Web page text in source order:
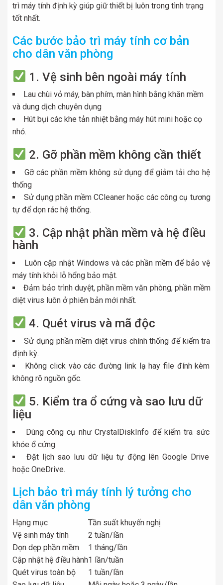
trì máy tính định kỳ giúp giữ thiết bị luôn trong tình trạng
tốt nhất.
Các bước bảo trì máy tính cơ bản
cho dân văn phòng
1. Vệ sinh bên ngoài máy tính
Lau chùi vỏ máy, bàn phím, màn hình bằng khăn mềm
và dung dịch chuyên dụng
Hút bụi các khe tản nhiệt bằng máy hút mini hoặc cọ
nhỏ.
2. Gỡ phần mềm không cần thiết
Gỡ các phần mềm không sử dụng để giảm tải cho hệ
thống
Sử dụng phần mềm CCleaner hoặc các công cụ tương
tự để dọn rác hệ thống.
3. Cập nhật phần mềm và hệ điều
hành
Luôn cập nhật Windows và các phần mềm để bảo vệ
máy tính khỏi lỗ hổng bảo mật.
Đảm bảo trình duyệt, phần mềm văn phòng, phần mềm
diệt virus luôn ở phiên bản mới nhất.
4. Quét virus và mã độc
Sử dụng phần mềm diệt virus chính thống để kiểm tra
định kỳ.
Không click vào các đường link lạ hay file đính kèm
không rõ nguồn gốc.
5. Kiểm tra ổ cứng và sao lưu dữ
liệu
Dùng công cụ như CrystalDiskInfo để kiểm tra sức
khỏe ổ cứng.
Đặt lịch sao lưu dữ liệu tự động lên Google Drive
hoặc OneDrive.
Lịch bảo trì máy tính lý tưởng cho
dân văn phòng
Hạng mục
Tần suất khuyến nghị
Vệ sinh máy tính
2 tuần/lần
Dọn dẹp phần mềm
1 tháng/lần
Cập nhật hệ điều hành1 lần/tuần
Quét virus toàn bộ
1 tuần/lần